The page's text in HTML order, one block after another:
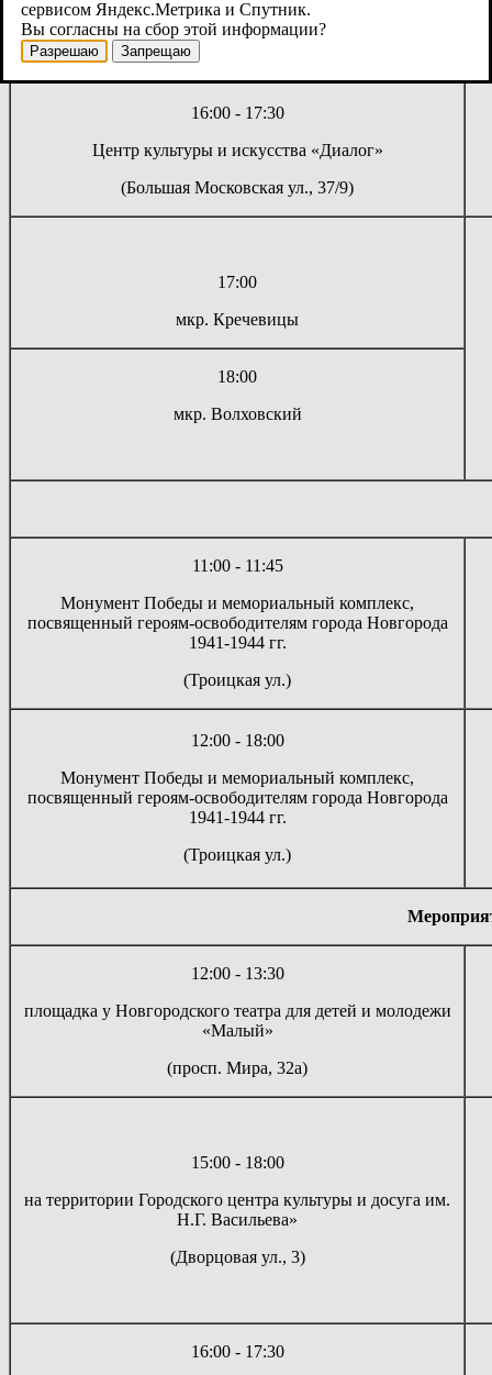
(Троицкая ул.)
16:00 - 17:30
Центр культуры и искусства «Диалог»
(Большая Московская ул., 37/9)
17:00
мкр. Кречевицы
18:00
мкр. Волховский
11:00 - 11:45
Монумент Победы и мемориальный комплекс,
посвященный героям-освободителям города Новгорода
1941-1944 гг.
(Троицкая ул.)
12:00 - 18:00
Монумент Победы и мемориальный комплекс,
посвященный героям-освободителям города Новгорода
1941-1944 гг.
(Троицкая ул.)
12:00 - 13:30
площадка у Новгородского театра для детей и молодежи
«Малый»
(просп. Мира, 32а)
15:00 - 18:00
на территории Городского центра культуры и досуга им.
Н.Г. Васильева»
(Дворцовая ул., 3)
16:00 - 17:30
сервисом Яндекс.Метрика и Спутник.
Вы согласны на сбор этой информации?
Разрешаю Запрещаю